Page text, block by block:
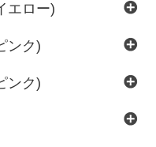
エロー)
ンク)
ンク)